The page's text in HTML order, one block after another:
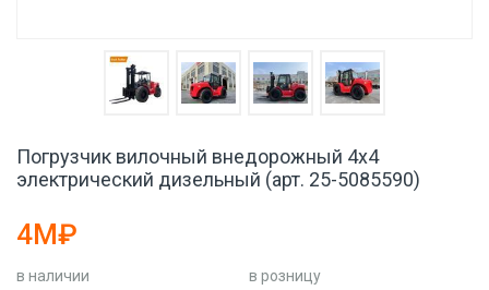
Погрузчик вилочный внедорожный 4x4
электрический дизельный (арт. 25-5085590)
4M₽
в наличии
в розницу